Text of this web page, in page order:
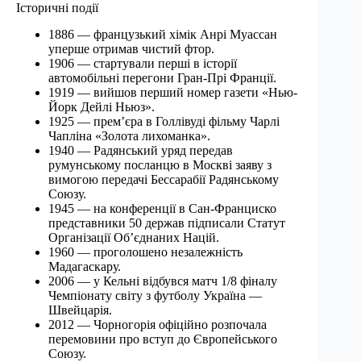
Історичні події
1886 — французький хімік Анрі Муассан
уперше отримав чистий фтор.
1906 — стартували перші в історії
автомобільні перегони Гран-Прі Франції.
1919 — вийшов перший номер газети «Нью-
Йорк Дейлі Ньюз».
1925 — прем’єра в Голлівуді фільму Чарлі
Чапліна «Золота лихоманка».
1940 — Радянський уряд передав
румунському посланцю в Москві заяву з
вимогою передачі Бессарабії Радянському
Союзу.
1945 — на конференції в Сан-Франциско
представники 50 держав підписали Статут
Організації Об’єднаних Націй.
1960 — проголошено незалежність
Мадагаскару.
2006 — у Кельні відбувся матч 1/8 фіналу
Чемпіонату світу з футболу Україна —
Швейцарія.
2012 — Чорногорія офіційно розпочала
перемовини про вступ до Європейського
Союзу.